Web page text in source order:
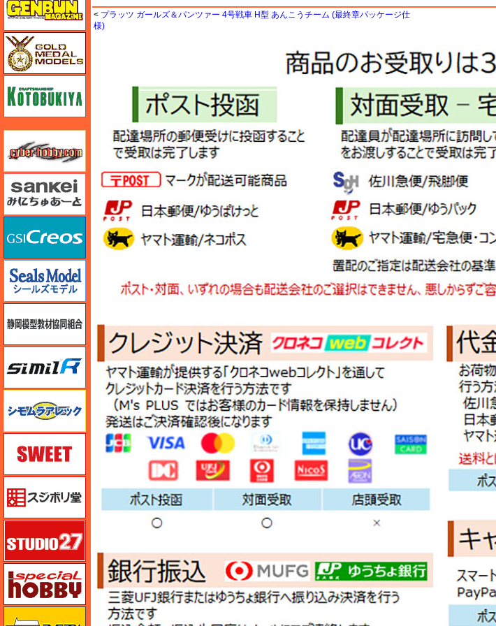
< プラッツ ガールズ＆パンツァー 4号戦車 H型 あんこうチーム (最終章パッケージ仕
様)
サイバーホビー
さんけい みにちゅあーと
GSIクレオス
シミラー（similR）
シモムラアレック
スイート（SWEET）
スタジオ27・タブデザイン
スペシャルホビー
ズベズダ（Zvezda）